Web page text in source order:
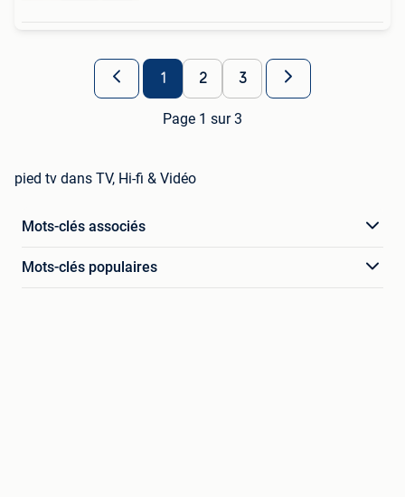
1 2 3
Page 1 sur 3
pied tv dans TV, Hi-fi & Vidéo
Mots-clés associés
Mots-clés populaires